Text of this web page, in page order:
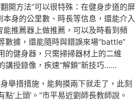
開方法”可以很特殊：在健身步道的屏
本身的公里數、時長等信息，還能介入
能推薦器上做推薦，可以及時看到頻
數據，還能隨時與錯誤來場“battle”
的健身器，只需掃掃器材上的二維
講授錄像，疾速“解鎖”新技巧……
舉措措施，能夠摸兩下就走了，此刻
‘上頭’。”市平易近劉師長教師說。